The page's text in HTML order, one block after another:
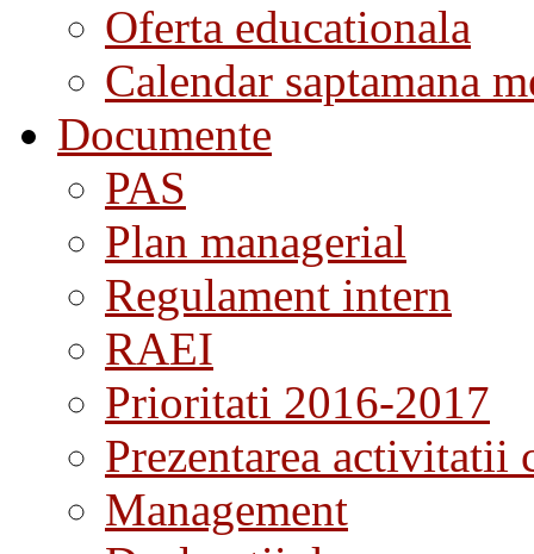
Oferta educationala
Calendar saptamana
Documente
PAS
Plan managerial
Regulament intern
RAEI
Prioritati 2016-2017
Prezentarea activitatii
Management